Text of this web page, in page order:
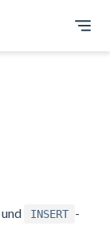
INSERT -